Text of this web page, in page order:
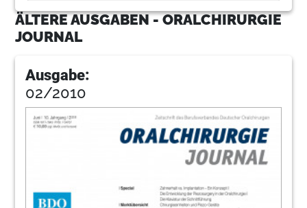
ÄLTERE AUSGABEN - ORALCHIRURGIE
JOURNAL
Ausgabe:
02/2010